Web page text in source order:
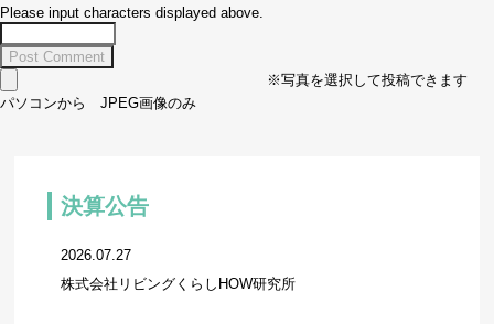
Please input characters displayed above.
※写真を選択して投稿できます
パソコンから JPEG画像のみ
決算公告
2026.07.27
株式会社リビングくらしHOW研究所